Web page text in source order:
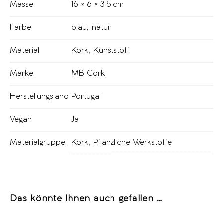
Masse 16 × 6 × 3.5 cm
Farbe blau natur
Material Kork Kunststoff
Marke MB Cork
Herstellungsland Portugal
Vegan Ja
Materialgruppe Kork Pflanzliche Werkstoffe
Das könnte Ihnen auch gefallen …